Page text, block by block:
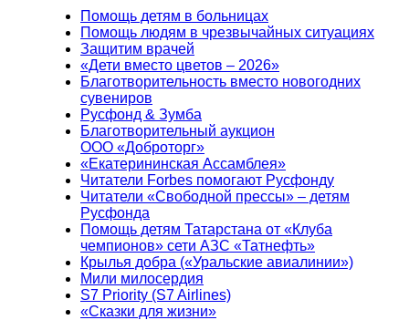
Помощь детям в больницах
Помощь людям в чрезвычайных ситуациях
Защитим врачей
«Дети вместо цветов – 2026»
Благотворительность вместо новогодних
сувениров
Русфонд & Зумба
Благотворительный аукцион
ООО «Доброторг»
«Екатерининская Ассамблея»
Читатели Forbes помогают Русфонду
Читатели «Свободной прессы» – детям
Русфонда
Помощь детям Татарстана от «Клуба
чемпионов» сети АЗС «Татнефть»
Крылья добра («Уральские авиалинии»)
Мили милосердия
S7 Priority (S7 Airlines)
«Сказки для жизни»